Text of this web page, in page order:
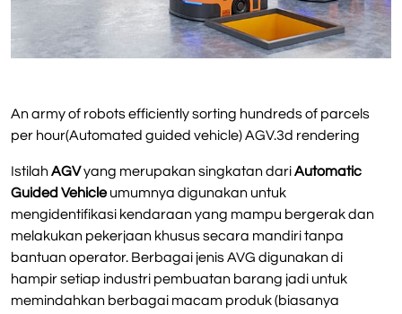
An army of robots efficiently sorting hundreds of parcels
per hour(Automated guided vehicle) AGV.3d rendering
IstilahAGVyang merupakan singkatan dariAutomatic
Guided Vehicleumumnya digunakan untuk
mengidentifikasi kendaraan yang mampu bergerak dan
melakukan pekerjaan khusus secara mandiri tanpa
bantuan operator. Berbagai jenis AVG digunakan di
hampir setiap industri pembuatan barang jadi untuk
memindahkan berbagai macam produk (biasanya